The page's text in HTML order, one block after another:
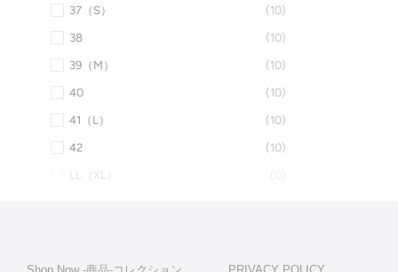
37（S） (10)
38 (10)
39（M） (10)
40 (10)
41（L） (10)
42 (10)
LL（XL）